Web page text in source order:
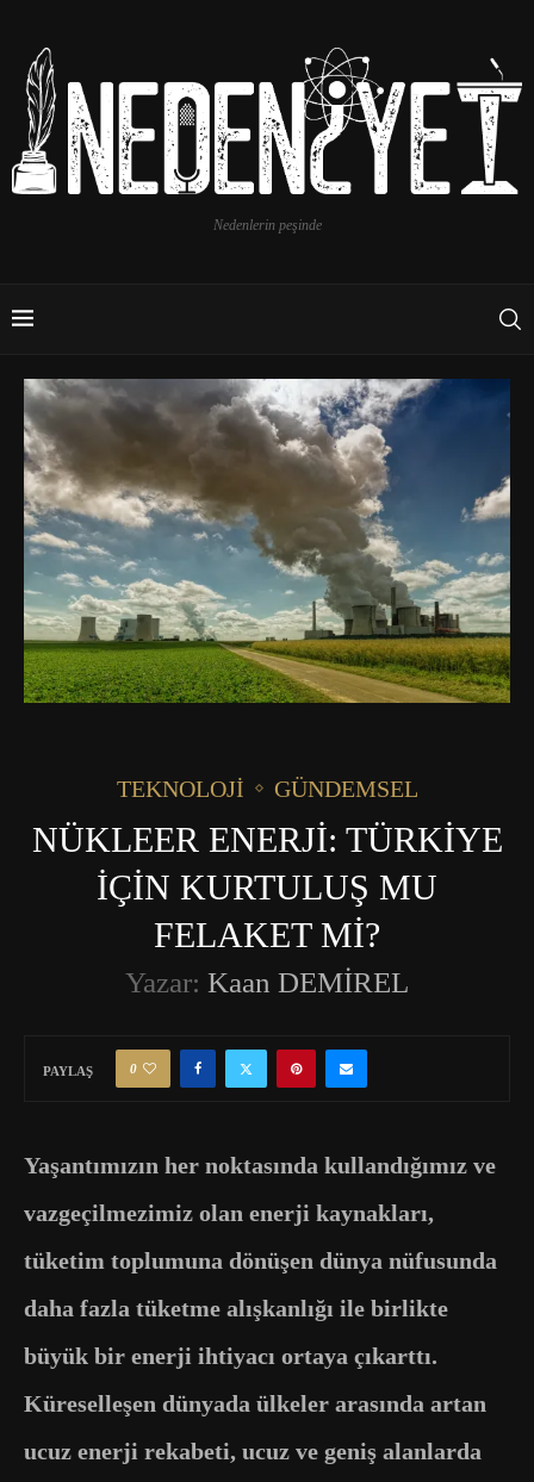
Nedenlerin peşinde
TEKNOLOJI GÜNDEMSEL
NÜKLEER ENERJİ: TÜRKİYE
İÇİN KURTULUŞ MU
FELAKET Mİ?
Yazar: Kaan DEMİREL
PAYLAŞ 0
Yaşantımızın her noktasında kullandığımız ve
vazgeçilmezimiz olan enerji kaynakları,
tüketim toplumuna dönüşen dünya nüfusunda
daha fazla tüketme alışkanlığı ile birlikte
büyük bir enerji ihtiyacı ortaya çıkarttı.
Küreselleşen dünyada ülkeler arasında artan
ucuz enerji rekabeti, ucuz ve geniş alanlarda